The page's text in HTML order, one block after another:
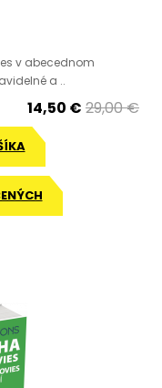
v abecednom
a ..
14,50 € 29,00 €